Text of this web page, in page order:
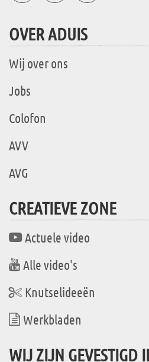
OVER ADUIS
Wij over ons
Jobs
Colofon
AVV
AVG
CREATIEVE ZONE
Actuele video
Alle video's
Knutselideeën
Werkbladen
WIJ ZIJN GEVESTIGD